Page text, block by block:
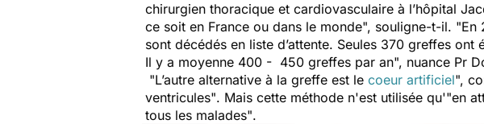
chirurgien thoracique et cardiovasculaire à l’hôpital
ce soit en France ou dans le monde", souligne-t-il. "En
sont décédés en liste d’attente. Seules 370 greffes
Il y a moyenne 400 - 450 greffes par an", nuance Pr
"L’autre alternative à la greffe est le coeur artificiel",
ventricules". Mais cette méthode n'est utilisée qu'"en
tous les malades".